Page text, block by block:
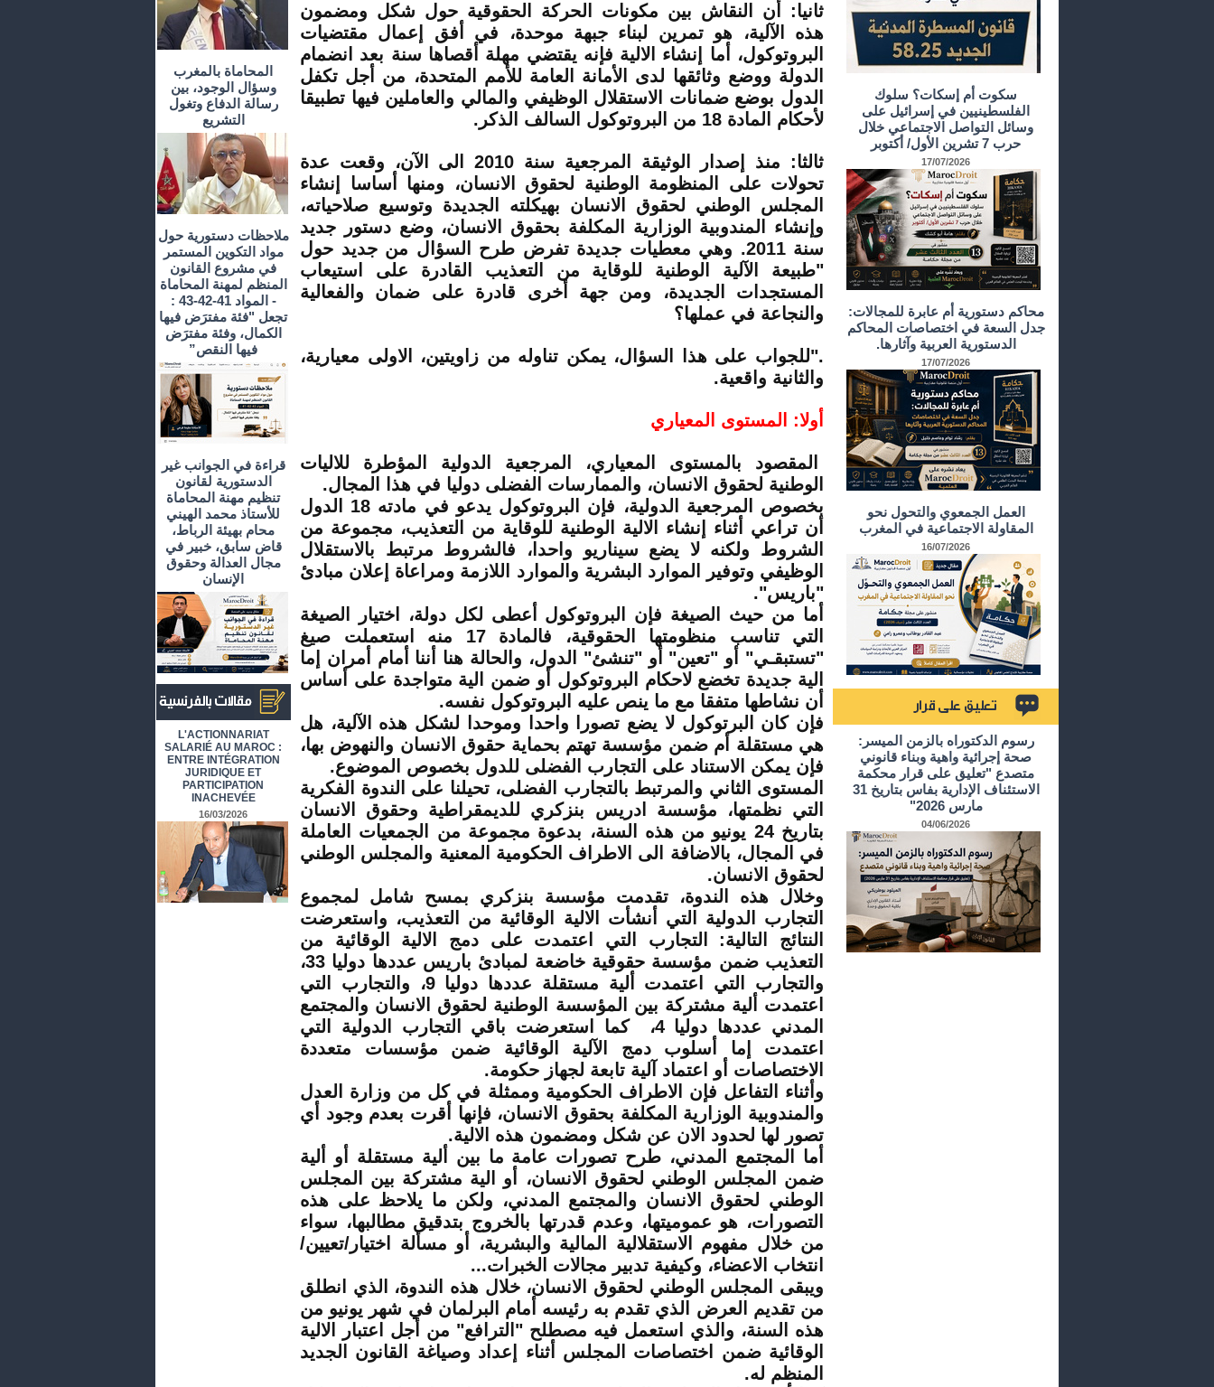
المحاماة بالمغرب
وسؤال الوجود، بين
رسالة الدفاع وتغول
التشريع
ملاحظات دستورية حول
مواد التكوين المستمر
في مشروع القانون
المنظم لمهنة المحاماة
- المواد 41-42-43 :
تجعل "فئة مفترَض فيها
الكمال، وفئة مفترَض
فيها النقص”
قراءة في الجوانب غير
الدستورية لقانون
تنظيم مهنة المحاماة
للأستاذ محمد الهيني
محام بهيئة الرباط،
قاض سابق، خبير في
مجال العدالة وحقوق
الإنسان
L'ACTIONNARIAT
SALARIÉ AU MAROC :
ENTRE INTÉGRATION
JURIDIQUE ET
PARTICIPATION
INACHEVÉE
16/03/2026
ثانيا: أن النقاش بين مكونات الحركة الحقوقية حول شكل ومضمون
هذه الآلية، هو تمرين لبناء جبهة موحدة، في أفق إعمال مقتضيات
البروتوكول، أما إنشاء الالية فإنه يقتضي مهلة أقصاها سنة بعد انضمام
الدولة ووضع وثائقها لدى الأمانة العامة للأمم المتحدة، من أجل تكفل
الدول بوضع ضمانات الاستقلال الوظيفي والمالي والعاملين فيها تطبيقا
لأحكام المادة 18 من البروتوكول السالف الذكر.
ثالثا: منذ إصدار الوثيقة المرجعية سنة 2010 الى الآن، وقعت عدة
تحولات على المنظومة الوطنية لحقوق الانسان، ومنها أساسا إنشاء
المجلس الوطني لحقوق الانسان بهيكلته الجديدة وتوسيع صلاحياته،
وإنشاء المندوبية الوزارية المكلفة بحقوق الانسان، وضع دستور جديد
سنة 2011. وهي معطيات جديدة تفرض طرح السؤال من جديد حول
"طبيعة الآلية الوطنية للوقاية من التعذيب القادرة على استيعاب
المستجدات الجديدة، ومن جهة أخرى قادرة على ضمان والفعالية
والنجاعة في عملها؟
".للجواب على هذا السؤال، يمكن تناوله من زاويتين، الاولى معيارية،
والثانية واقعية.
أولا: المستوى المعياري
المقصود بالمستوى المعياري، المرجعية الدولية المؤطرة للاليات
الوطنية لحقوق الانسان، والممارسات الفضلى دوليا في هذا المجال.
بخصوص المرجعية الدولية، فإن البروتوكول يدعو في مادته 18 الدول
أن تراعي أثناء إنشاء الالية الوطنية للوقاية من التعذيب، مجموعة من
الشروط ولكنه لا يضع سيناريو واحدا، فالشروط مرتبط بالاستقلال
الوظيفي وتوفير الموارد البشرية والموارد اللازمة ومراعاة إعلان مبادئ
"باريس".
أما من حيث الصيغة فإن البروتوكول أعطى لكل دولة، اختيار الصيغة
التي تناسب منظومتها الحقوقية، فالمادة 17 منه استعملت صيغ
"تستبقـي" أو "تعين" أو "تنشئ" الدول، والحالة هنا أننا أمام أمران إما
الية جديدة تخضع لاحكام البروتوكول أو ضمن الية متواجدة على أساس
أن نشاطها متفقا مع ما ينص عليه البروتوكول نفسه.
فإن كان البرتوكول لا يضع تصورا واحدا وموحدا لشكل هذه الآلية، هل
هي مستقلة أم ضمن مؤسسة تهتم بحماية حقوق الانسان والنهوض بها،
فإن يمكن الاستناد على التجارب الفضلى للدول بخصوص الموضوع.
المستوى الثاني والمرتبط بالتجارب الفضلى، تحيلنا على الندوة الفكرية
التي نظمتها، مؤسسة ادريس بنزكري للديمقراطية وحقوق الانسان
بتاريخ 24 يونيو من هذه السنة، بدعوة مجموعة من الجمعيات العاملة
في المجال، بالاضافة الى الاطراف الحكومية المعنية والمجلس الوطني
لحقوق الانسان.
وخلال هذه الندوة، تقدمت مؤسسة بنزكري بمسح شامل لمجموع
التجارب الدولية التي أنشأت الالية الوقائية من التعذيب، واستعرضت
النتائج التالية: التجارب التي اعتمدت على دمج الالية الوقائية من
التعذيب ضمن مؤسسة حقوقية خاضعة لمبادئ باريس عددها دوليا 33،
والتجارب التي اعتمدت ألية مستقلة عددها دوليا 9، والتجارب التي
اعتمدت ألية مشتركة بين المؤسسة الوطنية لحقوق الانسان والمجتمع
المدني عددها دوليا 4، كما استعرضت باقي التجارب الدولية التي
اعتمدت إما أسلوب دمج الآلية الوقائية ضمن مؤسسات متعددة
الاختصاصات أو اعتماد آلية تابعة لجهاز حكومة.
وأثناء التفاعل فإن الاطراف الحكومية وممثلة في كل من وزارة العدل
والمندوبية الوزارية المكلفة بحقوق الانسان، فإنها أقرت بعدم وجود أي
تصور لها لحدود الان عن شكل ومضمون هذه الالية.
أما المجتمع المدني، طرح تصورات عامة ما بين ألية مستقلة أو ألية
ضمن المجلس الوطني لحقوق الانسان، أو الية مشتركة بين المجلس
الوطني لحقوق الانسان والمجتمع المدني، ولكن ما يلاحظ على هذه
التصورات، هو عموميتها، وعدم قدرتها بالخروج بتدقيق مطالبها، سواء
من خلال مفهوم الاستقلالية المالية والبشرية، أو مسألة اختيار/تعيين/
انتخاب الاعضاء، وكيفية تدبير مجالات الخبرات...
ويبقى المجلس الوطني لحقوق الانسان، خلال هذه الندوة، الذي انطلق
من تقديم العرض الذي تقدم به رئيسه أمام البرلمان في شهر يونيو من
هذه السنة، والذي استعمل فيه مصطلح "الترافع" من أجل اعتبار الالية
الوقائية ضمن اختصاصات المجلس أثناء إعداد وصياغة القانون الجديد
المنظم له.
سكوت أم إسكات؟ سلوك
الفلسطينيين في إسرائيل على
وسائل التواصل الاجتماعي خلال
حرب 7 تشرين الأول/ أكتوبر
17/07/2026
محاكم دستورية أم عابرة للمجالات:
جدل السعة في اختصاصات المحاكم
الدستورية العربية وآثارها.
17/07/2026
العمل الجمعوي والتحول نحو
المقاولة الاجتماعية في المغرب
16/07/2026
رسوم الدكتوراه بالزمن الميسر:
صحة إجرائية واهية وبناء قانوني
متصدع "تعليق على قرار محكمة
الاستئناف الإدارية بفاس بتاريخ 31
مارس 2026"
04/06/2026